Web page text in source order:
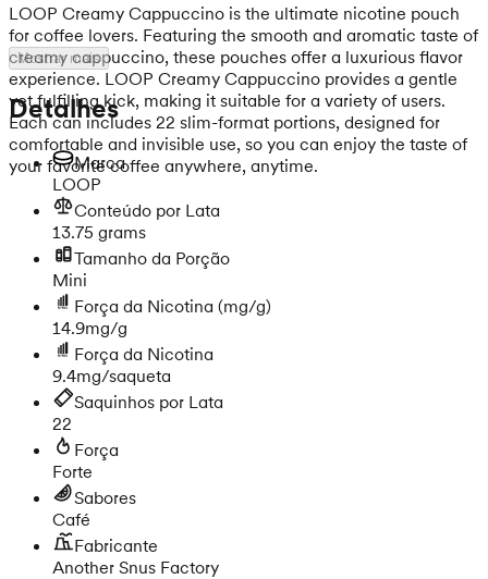
LOOP Creamy Cappuccino is the ultimate nicotine pouch
for coffee lovers. Featuring the smooth and aromatic taste of
creamy cappuccino, these pouches offer a luxurious flavor
experience. LOOP Creamy Cappuccino provides a gentle
yet fulfilling kick, making it suitable for a variety of users.
Each can includes 22 slim-format portions, designed for
comfortable and invisible use, so you can enjoy the taste of
your favorite coffee anywhere, anytime.
Mostrar mais
Detalhes
Marca
LOOP
Conteúdo por Lata
13.75 grams
Tamanho da Porção
Mini
Força da Nicotina (mg/g)
14.9mg/g
Força da Nicotina
9.4mg/saqueta
Saquinhos por Lata
22
Força
Forte
Sabores
Café
Fabricante
Another Snus Factory